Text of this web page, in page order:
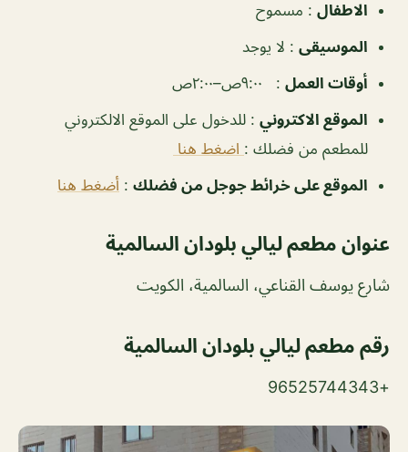
الاطفال : مسموح
الموسيقى : لا يوجد
‏أوقات العمل : ٩:٠٠ص–٢:٠٠ص
الموقع الاكتروني : للدخول على الموقع الالكتروني
للمطعم من فضلك : اضغط هنا
الموقع على خرائط جوجل من فضلك : أضغط هنا
عنوان مطعم ليالي بلودان السالمية
شارع يوسف القناعي، السالمية، الكويت
رقم مطعم ليالي بلودان السالمية
+96525744343